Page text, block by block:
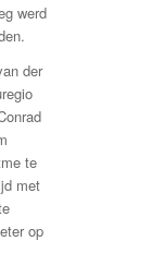
werd
der
te
met
op